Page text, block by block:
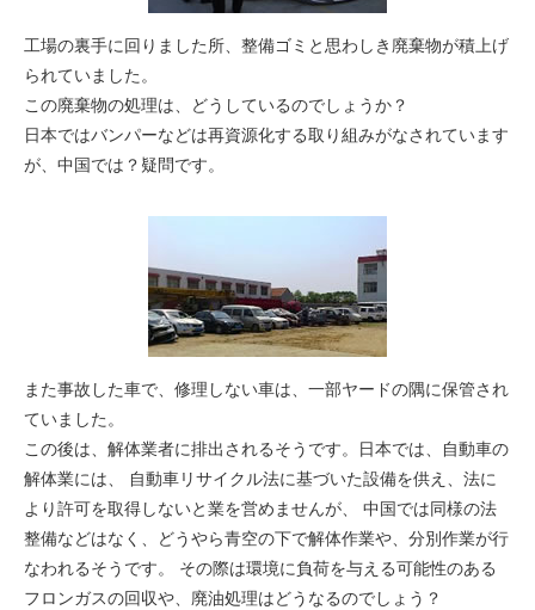
工場の裏手に回りました所、整備ゴミと思わしき廃棄物が積上げ
られていました。
この廃棄物の処理は、どうしているのでしょうか？
日本ではバンパーなどは再資源化する取り組みがなされています
が、中国では？疑問です。
また事故した車で、 修理しない車は、一部ヤードの隅に保管され
ていました。
この後は、解体業者に排出されるそうです。日本では、自動車の
解体業には、 自動車リサイクル法に基づいた設備を供え、法に
より許可を取得しないと業を営めませんが、 中国では同様の法
整備などはなく、どうやら青空の下で解体作業や、分別作業が行
なわれるそうです。 その際は環境に負荷を与える可能性のある
フロンガスの回収や、廃油処理はどうなるのでしょう？